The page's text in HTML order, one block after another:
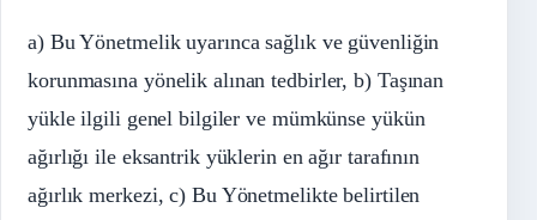
a) Bu Yönetmelik uyarınca sağlık ve güvenliğin
korunmasına yönelik alınan tedbirler, b) Taşınan
yükle ilgili genel bilgiler ve mümkünse yükün
ağırlığı ile eksantrik yüklerin en ağır tarafının
ağırlık merkezi, c) Bu Yönetmelikte belirtilen